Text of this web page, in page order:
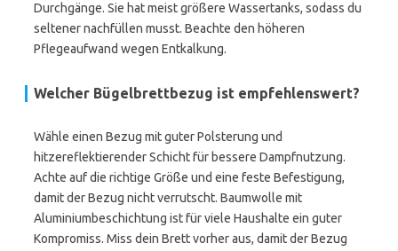
Durchgänge. Sie hat meist größere Wassertanks, sodass du
seltener nachfüllen musst. Beachte den höheren
Pflegeaufwand wegen Entkalkung.
Welcher Bügelbrettbezug ist empfehlenswert?
Wähle einen Bezug mit guter Polsterung und
hitzereflektierender Schicht für bessere Dampfnutzung.
Achte auf die richtige Größe und eine feste Befestigung,
damit der Bezug nicht verrutscht. Baumwolle mit
Aluminiumbeschichtung ist für viele Haushalte ein guter
Kompromiss. Miss dein Brett vorher aus, damit der Bezug